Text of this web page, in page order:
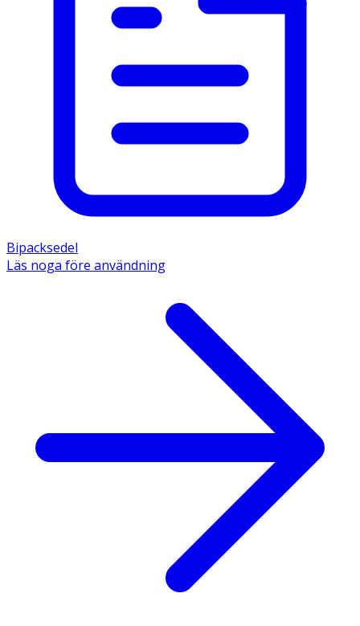
Bipacksedel
Läs noga före användning